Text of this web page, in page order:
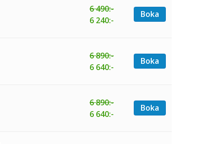
6 490:-
6 240:-
Boka
6 890:-
6 640:-
Boka
6 890:-
6 640:-
Boka